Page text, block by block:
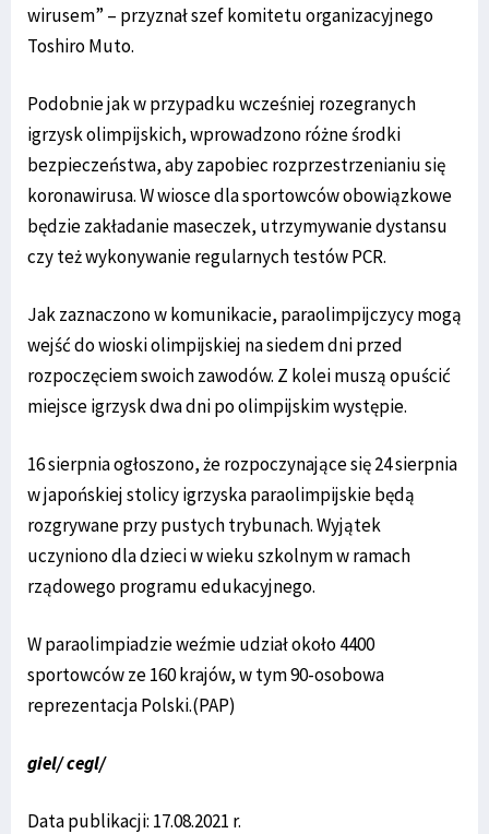
wirusem” – przyznał szef komitetu organizacyjnego
Toshiro Muto.
Podobnie jak w przypadku wcześniej rozegranych
igrzysk olimpijskich, wprowadzono różne środki
bezpieczeństwa, aby zapobiec rozprzestrzenianiu się
koronawirusa. W wiosce dla sportowców obowiązkowe
będzie zakładanie maseczek, utrzymywanie dystansu
czy też wykonywanie regularnych testów PCR.
Jak zaznaczono w komunikacie, paraolimpijczycy mogą
wejść do wioski olimpijskiej na siedem dni przed
rozpoczęciem swoich zawodów. Z kolei muszą opuścić
miejsce igrzysk dwa dni po olimpijskim występie.
16 sierpnia ogłoszono, że rozpoczynające się 24 sierpnia
w japońskiej stolicy igrzyska paraolimpijskie będą
rozgrywane przy pustych trybunach. Wyjątek
uczyniono dla dzieci w wieku szkolnym w ramach
rządowego programu edukacyjnego.
W paraolimpiadzie weźmie udział około 4400
sportowców ze 160 krajów, w tym 90-osobowa
reprezentacja Polski.(PAP)
giel/ cegl/
Data publikacji: 17.08.2021 r.